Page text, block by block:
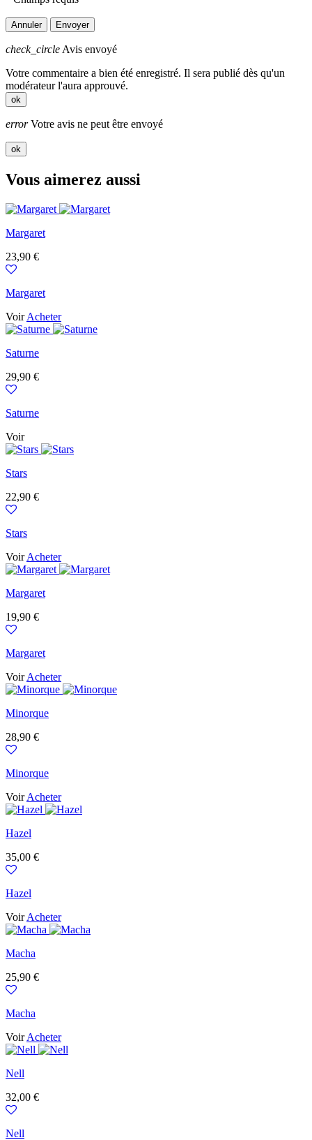
Annuler Envoyer
check_circle Avis envoyé
Votre commentaire a bien été enregistré. Il sera publié dès qu'un
modérateur l'aura approuvé.
ok
errorVotre avis ne peut être envoyé
ok
Vous aimerez aussi
Margaret
Prix
23,90 €
Margaret
VoirAcheter
Saturne
Prix
29,90 €
Saturne
Voir
Stars
Prix
22,90 €
Stars
VoirAcheter
Margaret
Prix
19,90 €
Margaret
VoirAcheter
Minorque
Prix
28,90 €
Minorque
VoirAcheter
Hazel
Prix
35,00 €
Hazel
VoirAcheter
Macha
Prix
25,90 €
Macha
VoirAcheter
Nell
Prix
32,00 €
Nell